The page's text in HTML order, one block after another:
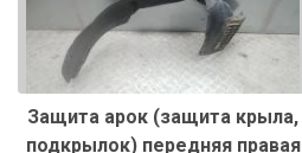
Защита арок (защита крыла,
подкрылок) передняя правая